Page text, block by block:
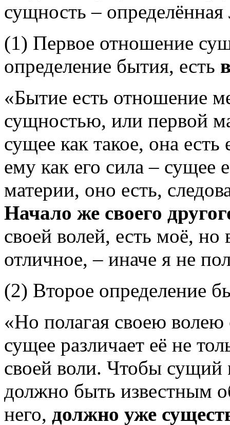
сущность –
(1) Первое отношение
определение бытия, есть
«Бытие есть отношение
сущностью, или первой
сущее как такое, она
ему как его сила – сущее
материи, оно есть,
Начало же своего
своей волей, есть моё, но
отличное, – иначе я не
(2) Второе определение
«Но полагая своею волею
сущее различает её не
своей воли. Чтобы сущий
должно быть известным
него, должно уже